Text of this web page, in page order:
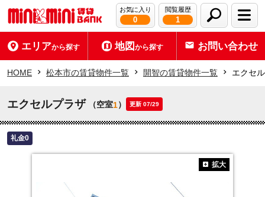
お気に入り
0
閲覧履歴
1
エリアから探す 地図から探す お問い合わせ
HOME 松本市の賃貸物件一覧 開智の賃貸物件一覧 エクセ
エクセルプラザ （空室1） 更新 07/29
礼金0
拡大